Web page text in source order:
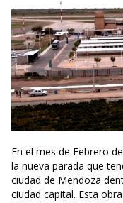
En el mes de Febrero
la nueva parada que
ciudad de Mendoza
ciudad capital. Esta